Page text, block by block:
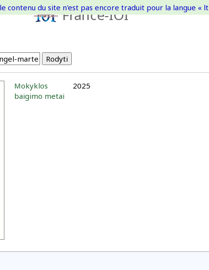
France-IOI
contenu du site n'est pas encore traduit pour la langue « lt
Mokyklos
baigimo metai
2025